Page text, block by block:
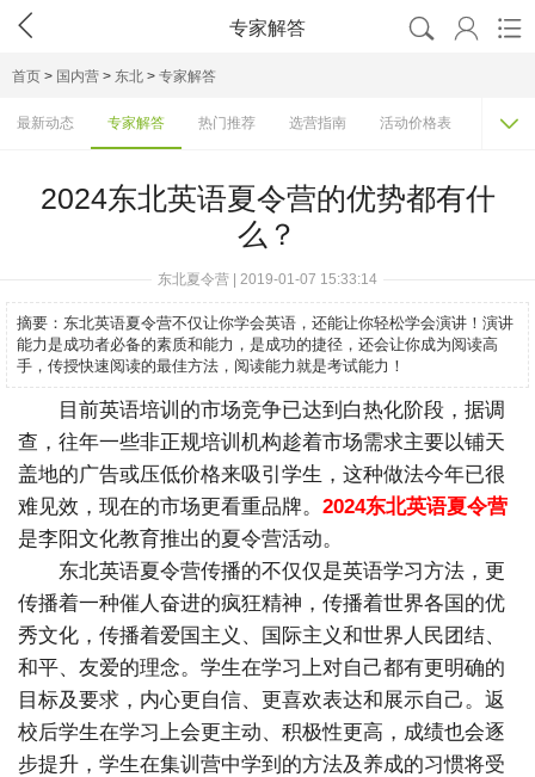
 专家解答   
首页 > 国内营 > 东北 > 专家解答
最新动态 专家解答 热门推荐 选营指南 活动价格表 基地/

2024东北英语夏令营的优势都有什
么？
东北夏令营 | 2019-01-07 15:33:14
摘要： 东北英语夏令营不仅让你学会英语，还能让你轻松学会演讲！演讲
能力是成功者必备的素质和能力，是成功的捷径，还会让你成为阅读高
手，传授快速阅读的最佳方法，阅读能力就是考试能力！
目前英语培训的市场竞争已达到白热化阶段，据调
查，往年一些非正规培训机构趁着市场需求主要以铺天
盖地的广告或压低价格来吸引学生，这种做法今年已很
难见效，现在的市场更看重品牌。 2024东北英语夏令营
是李阳文化教育推出的夏令营活动。
东北英语夏令营传播的不仅仅是英语学习方法，更
传播着一种催人奋进的疯狂精神，传播着世界各国的优
秀文化，传播着爱国主义、国际主义和世界人民团结、
和平、友爱的理念。学生在学习上对自己都有更明确的
目标及要求，内心更自信、更喜欢表达和展示自己。返
校后学生在学习上会更主动、积极性更高，成绩也会逐
步提升，学生在集训营中学到的方法及养成的习惯将受